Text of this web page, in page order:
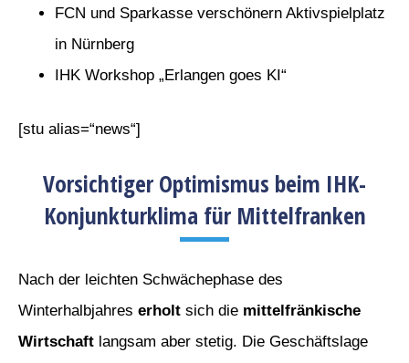
FCN und Sparkasse verschönern Aktivspielplatz
in Nürnberg
IHK Workshop „Erlangen goes KI“
[stu alias=“news“]
Vorsichtiger Optimismus beim IHK-
Konjunkturklima für Mittelfranken
Nach der leichten Schwächephase des
Winterhalbjahres erholt sich die mittelfränkische
Wirtschaft langsam aber stetig. Die Geschäftslage